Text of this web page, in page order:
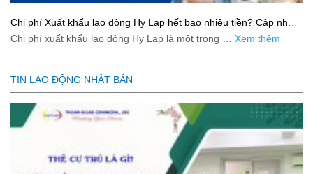
Chi phí Xuất khẩu lao động Hy Lạp hết bao nhiêu tiền? Cập nhật
mới nhất 2026
Chi phí xuất khẩu lao động Hy Lạp là một trong … Xem thêm
TIN LAO ĐỘNG NHẬT BẢN